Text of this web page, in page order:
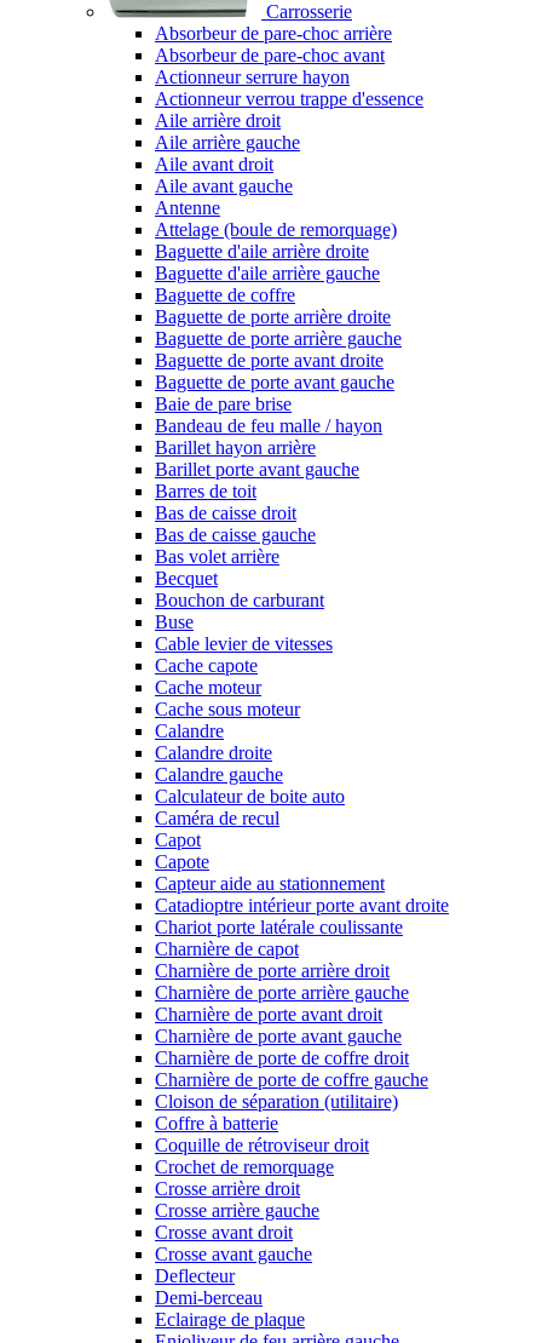
Carrosserie
Absorbeur de pare-choc arrière
Absorbeur de pare-choc avant
Actionneur serrure hayon
Actionneur verrou trappe d'essence
Aile arrière droit
Aile arrière gauche
Aile avant droit
Aile avant gauche
Antenne
Attelage (boule de remorquage)
Baguette d'aile arrière droite
Baguette d'aile arrière gauche
Baguette de coffre
Baguette de porte arrière droite
Baguette de porte arrière gauche
Baguette de porte avant droite
Baguette de porte avant gauche
Baie de pare brise
Bandeau de feu malle / hayon
Barillet hayon arrière
Barillet porte avant gauche
Barres de toit
Bas de caisse droit
Bas de caisse gauche
Bas volet arrière
Becquet
Bouchon de carburant
Buse
Cable levier de vitesses
Cache capote
Cache moteur
Cache sous moteur
Calandre
Calandre droite
Calandre gauche
Calculateur de boite auto
Caméra de recul
Capot
Capote
Capteur aide au stationnement
Catadioptre intérieur porte avant droite
Chariot porte latérale coulissante
Charnière de capot
Charnière de porte arrière droit
Charnière de porte arrière gauche
Charnière de porte avant droit
Charnière de porte avant gauche
Charnière de porte de coffre droit
Charnière de porte de coffre gauche
Cloison de séparation (utilitaire)
Coffre à batterie
Coquille de rétroviseur droit
Crochet de remorquage
Crosse arrière droit
Crosse arrière gauche
Crosse avant droit
Crosse avant gauche
Deflecteur
Demi-berceau
Eclairage de plaque